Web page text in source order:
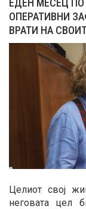
ЕДЕН МЕСЕЦ
ОПЕРАТИВНИ
ВРАТИ НА
Целиот свој
неговата цел